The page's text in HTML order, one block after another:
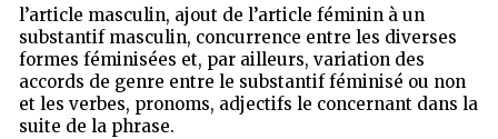
l’article masculin, ajout de l’article féminin à un
substantif masculin, concurrence entre les diverses
formes féminisées et, par ailleurs, variation des
accords de genre entre le substantif féminisé ou non
et les verbes, pronoms, adjectifs le concernant dans la
suite de la phrase.